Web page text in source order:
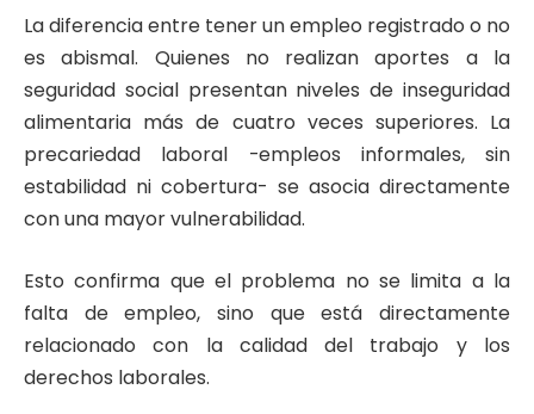
La diferencia entre tener un empleo registrado o no
es abismal. Quienes no realizan aportes a la
seguridad social presentan niveles de inseguridad
alimentaria más de cuatro veces superiores. La
precariedad laboral -empleos informales, sin
estabilidad ni cobertura- se asocia directamente
con una mayor vulnerabilidad.
Esto confirma que el problema no se limita a la
falta de empleo, sino que está directamente
relacionado con la calidad del trabajo y los
derechos laborales.